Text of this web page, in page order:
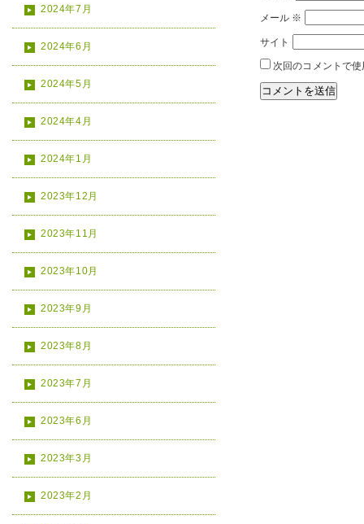
2024年7月
2024年6月
2024年5月
2024年4月
2024年1月
2023年12月
2023年11月
2023年10月
2023年9月
2023年8月
2023年7月
2023年6月
2023年3月
2023年2月
メール ※
サイト
次回のコメントで